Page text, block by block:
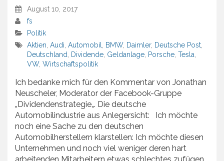
August 10, 2017
fs
Politik
Aktien Audi Automobil BMW, Daimler, Deutsche Post
Deutschland
Dividende Geldanlage Porsche Tesla
VW, Wirtschaftspolitik
Ich bedanke mich für den Kommentar von Jonathan
Neuscheler, Moderator der Facebook-Gruppe
„Dividendenstrategie„. Die deutsche
Automobilindustrie aus Anlegersicht: Ich möchte
noch eine Sache zu den deutschen
Automobilherstellern klarstellen: Ich möchte diesen
Unternehmen und noch viel weniger deren hart